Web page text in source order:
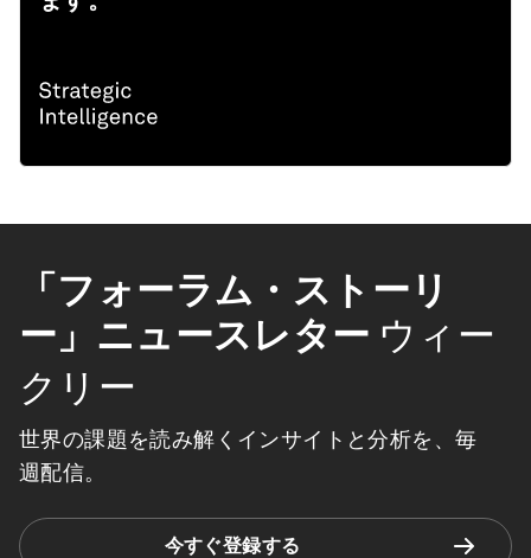
「フォーラム・ストーリ
ー」ニュースレター ウィー
クリー
世界の課題を読み解くインサイトと分析を、毎
週配信。
今すぐ登録する